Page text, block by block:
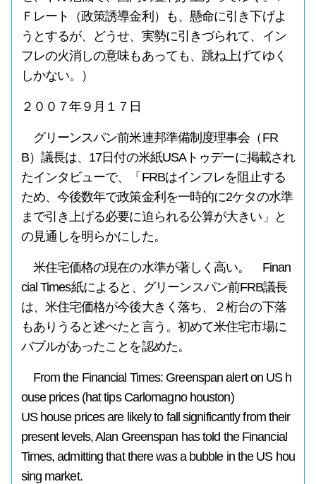
Ｆレート（政策誘導金利）も、懸命に引き下げよ
うとするが、どうせ、実勢に引きづられて、イン
フレの火消しの意味もあっても、跳ね上げてゆく
しかない。）
２００７年９月１７日
グリーンスパン前米連邦準備制度理事会（FR
B）議長は、17日付の米紙USAトゥデーに掲載され
たインタビューで、「FRBはインフレを阻止する
ため、今後数年で政策金利を一時的に2ケタの水準
まで引き上げる必要に迫られる公算が大きい」と
の見通しを明らかにした。
米住宅価格の現在の水準が著しく高い。 Finan
cial Times紙によると、グリーンスパン前FRB議長
は、米住宅価格が今後大きく落ち、２桁台の下落
もありうると述べたと言う。初めて米住宅市場に
バブルがあったことを認めた。
From the Financial Times: Greenspan alert on US h
ouse prices (hat tips Carlomagno houston)
US house prices are likely to fall significantly from their
present levels, Alan Greenspan has told the Financial
Times, admitting that there was a bubble in the US hou
sing market.